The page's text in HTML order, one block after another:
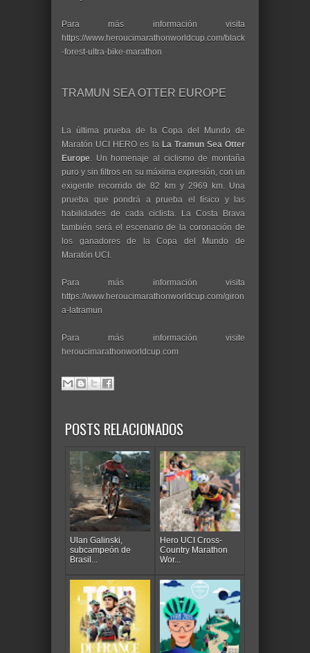
Para más información visita
https://www.heroucimarathonworldcup.com/black
-forest-ultra-bike-marathon
TRAMUN SEA OTTER EUROPE
La última prueba de la Copa del Mundo de
Maratón UCI HERO es la La Tramun Sea Otter
Europe . Un homenaje al ciclismo de montaña
puro y sin filtros en su máxima expresión, con un
exigente recorrido de 82 km y 2969 km. Una
prueba que pondrá a prueba el físico y las
habilidades de cada ciclista. La Costa Brava
también será el escenario de la coronación de
los ganadores de la Copa del Mundo de
Maratón UCI.
Para más información visita
https://www.heroucimarathonworldcup.com/giron
a-latramun
Para más información visite
heroucimarathonworldcup.com
POSTS RELACIONADOS
Ulan Galinski,
subcampeón de
Brasil...
Hero UCI Cross-
Country Marathon
Wor...